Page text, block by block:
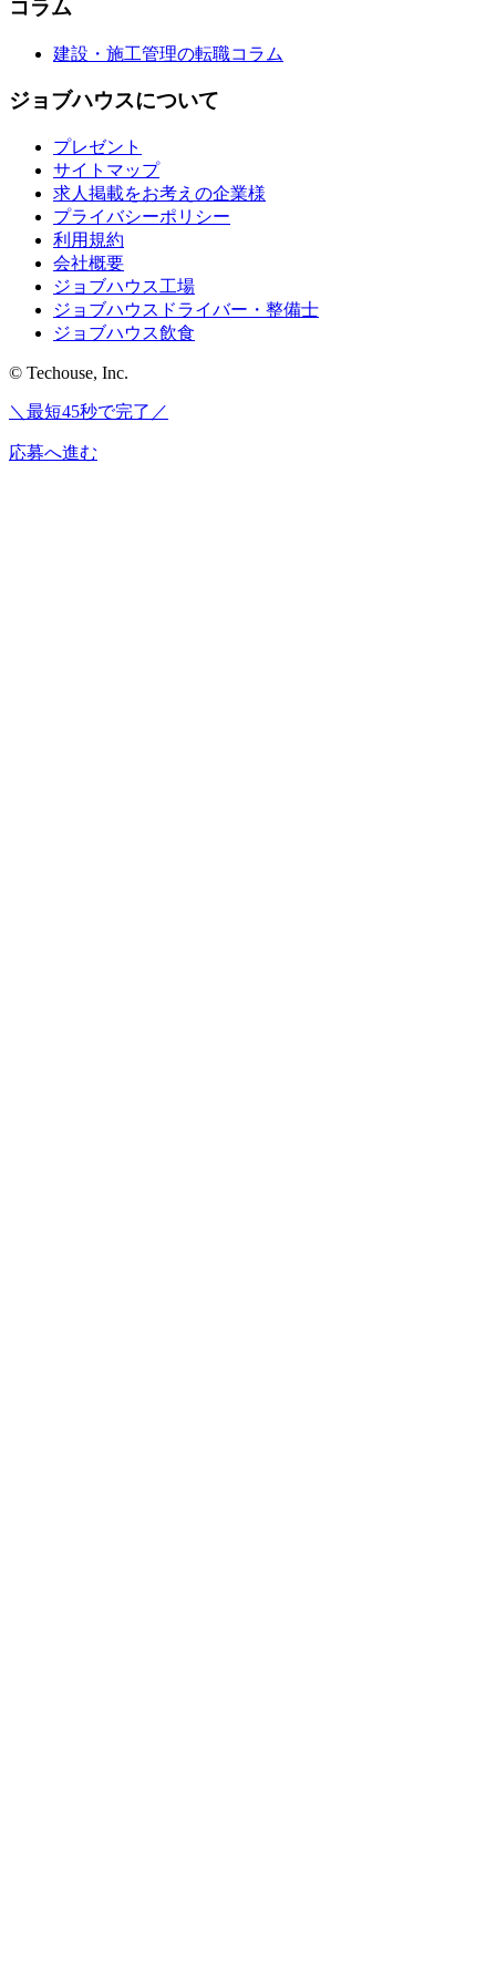
コラム
建設・施工管理の転職コラム
ジョブハウスについて
プレゼント
サイトマップ
求人掲載をお考えの企業様
プライバシーポリシー
利用規約
会社概要
ジョブハウス工場
ジョブハウスドライバー・整備士
ジョブハウス飲食
© Techouse, Inc.
＼最短45秒で完了／
応募へ進む